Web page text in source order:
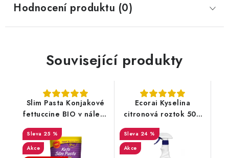
Hodnocení produktu (0)
Související produkty
Slim Pasta Konjakové
fettuccine BIO v nálevu
270 g
25 %
Akce
Ecorai Kyselina
citronová roztok 500
ml - rozprašovač
24 %
Akce